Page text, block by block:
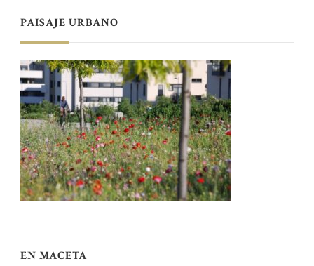
PAISAJE URBANO
EN MACETA